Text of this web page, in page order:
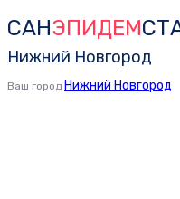
Skip
links
Skip
to
primary
САНЭПИДЕМ
Нижний Новгород
Ваш город Нижний Новгород